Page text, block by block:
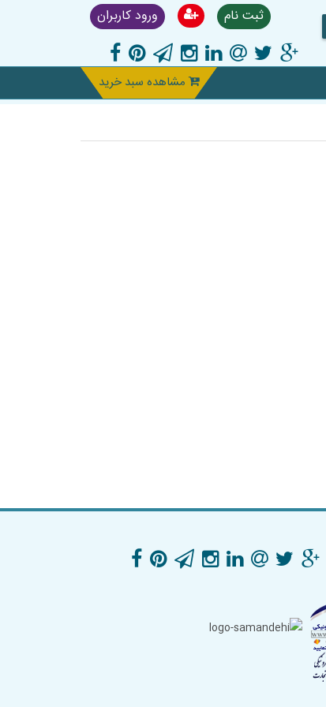
ورود کاربران ثبت نام
مشاهده سبد خرید